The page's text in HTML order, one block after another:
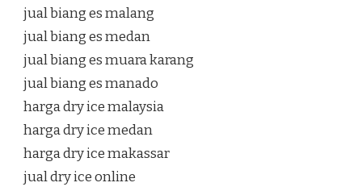
jual biang es malang
jual biang es medan
jual biang es muara karang
jual biang es manado
harga dry ice malaysia
harga dry ice medan
harga dry ice makassar
jual dry ice online